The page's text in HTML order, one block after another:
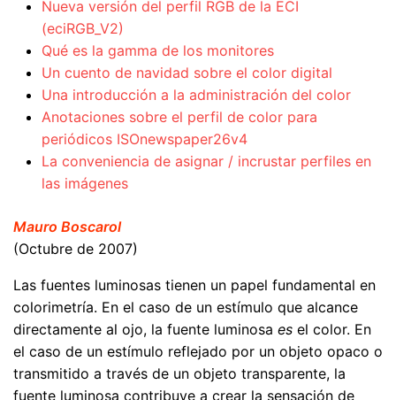
Nueva versión del perfil RGB de la ECI
(eciRGB_V2)
Qué es la gamma de los monitores
Un cuento de navidad sobre el color digital
Una introducción a la administración del color
Anotaciones sobre el perfil de color para
periódicos ISOnewspaper26v4
La conveniencia de asignar / incrustar perfiles en
las imágenes
Mauro Boscarol
(Octubre de 2007)
Las fuentes luminosas tienen un papel fundamental en
colorimetría. En el caso de un estímulo que alcance
directamente al ojo, la fuente luminosa es el color. En
el caso de un estímulo reflejado por un objeto opaco o
transmitido a través de un objeto transparente, la
fuente luminosa contribuye a crear la sensación de